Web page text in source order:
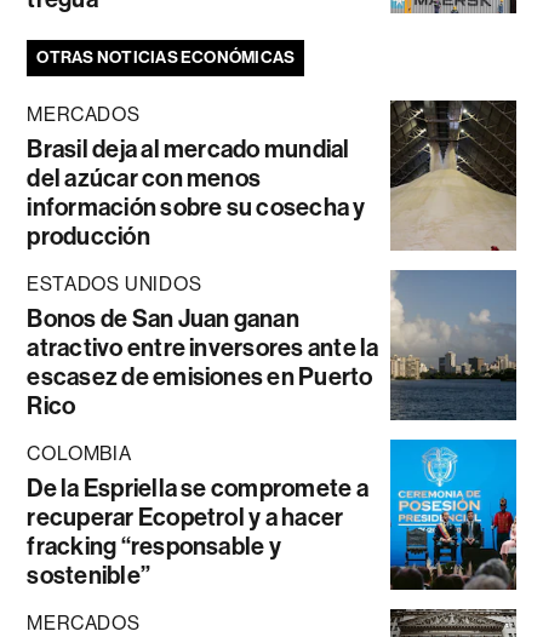
OTRAS NOTICIAS ECONÓMICAS
MERCADOS
Brasil deja al mercado mundial
del azúcar con menos
información sobre su cosecha y
producción
ESTADOS UNIDOS
Bonos de San Juan ganan
atractivo entre inversores ante la
escasez de emisiones en Puerto
Rico
COLOMBIA
De la Espriella se compromete a
recuperar Ecopetrol y a hacer
fracking “responsable y
sostenible”
MERCADOS